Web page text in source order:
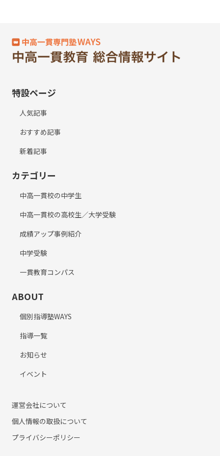
特設ページ
人気記事
おすすめ記事
新着記事
カテゴリー
中高一貫校の中学生
中高一貫校の高校生／大学受験
成績アップ事例紹介
中学受験
一貫教育コンパス
ABOUT
個別指導塾WAYS
指導一覧
お知らせ
イベント
運営会社について
個人情報の取扱について
プライバシーポリシー